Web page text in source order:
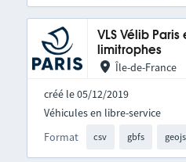
VLS Vélib
limitrophes
Île-de-France
créé le 05/12/2019
Format csv gbfs
Véhicules en libre-service